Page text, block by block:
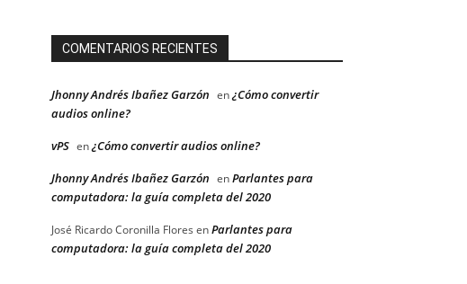
COMENTARIOS RECIENTES
Jhonny Andrés Ibañez Garzón en¿Cómo convertir
audios online?
vPS en¿Cómo convertir audios online?
Jhonny Andrés Ibañez Garzón enParlantes para
computadora: la guía completa del 2020
José Ricardo Coronilla Flores enParlantes para
computadora: la guía completa del 2020